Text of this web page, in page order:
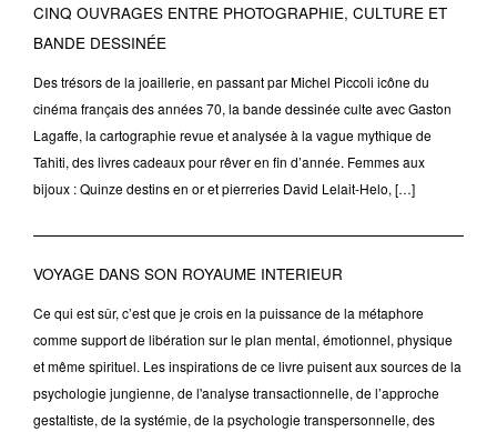
CINQ OUVRAGES ENTRE PHOTOGRAPHIE, CULTURE ET
BANDE DESSINÉE
Des trésors de la joaillerie, en passant par Michel Piccoli icône du
cinéma français des années 70, la bande dessinée culte avec Gaston
Lagaffe, la cartographie revue et analysée à la vague mythique de
Tahiti, des livres cadeaux pour rêver en fin d’année. Femmes aux
bijoux : Quinze destins en or et pierreries David Lelait-Helo, […]
VOYAGE DANS SON ROYAUME INTERIEUR
Ce qui est sûr, c’est que je crois en la puissance de la métaphore
comme support de libération sur le plan mental, émotionnel, physique
et même spirituel. Les inspirations de ce livre puisent aux sources de la
psychologie jungienne, de l'analyse transactionnelle, de l’approche
gestaltiste, de la systémie, de la psychologie transpersonnelle, des